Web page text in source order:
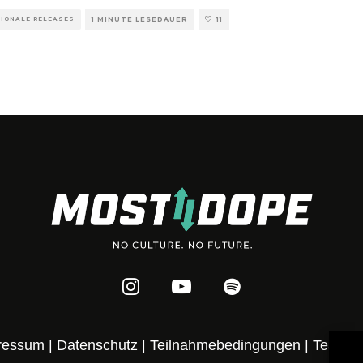
RELEASES 1 MINUTE LESEDAUER 11
Datenschutz| Teilnahmebedingungen Team